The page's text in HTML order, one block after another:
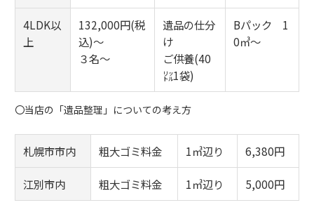
4LDK以
上
132,000円(税
込)～
３名～
遺品の仕分
け
ご供養(40
㍑1袋)
Bパック 1
0㎥～
〇当店の「遺品整理」についての考え方
札幌市市内 粗大ゴミ料金 1㎥辺り 6,380円
江別市内 粗大ゴミ料金 1㎥辺り 5,000円